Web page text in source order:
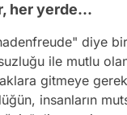
her yerde...
diye
ile mutlu
gitmeye
insanların